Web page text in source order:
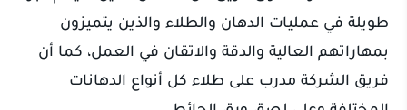
طويلة في عمليات الدهان والطلاء والذين يتميزون
بمهاراتهم العالية والدقة والاتقان في العمل، كما أن
فريق الشركة مدرب على طلاء كل أنواع الدهانات